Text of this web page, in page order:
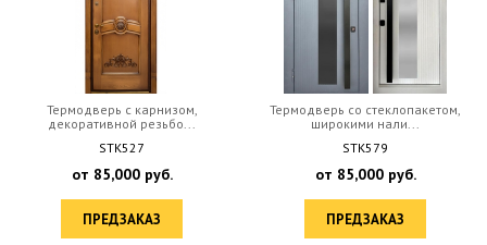
Термодверь с карнизом,
декоративной резьбо...
STK527
от 85,000руб.
ПРЕДЗАКАЗ
Термодверь со стеклопакетом,
широкими нали...
STK579
от 85,000руб.
ПРЕДЗАКАЗ